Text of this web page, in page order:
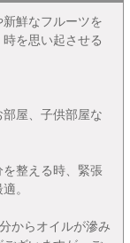
鮮なフルーツを
を思い起させる
屋、子供部屋な
整える時、緊張
。
からオイルが滲み